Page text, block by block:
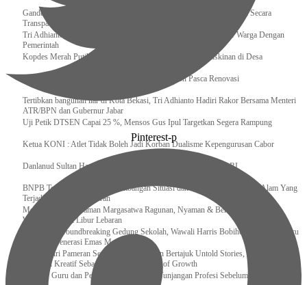
Gandeng KPK , Gus Ipul Memastikan Penyaluran Bansos Dilakukan Secara
Transparan dan Tepat Sasaran
Tri Adhianto Katakan : Tarling Sebagai Sarana Komunikasi Antar Warga Dengan
Pemerintah
Kopdes Merah Putih Instrumen Penting Pengentasan Kemiskinan di Desa
Presiden, Prabowo Subianto Resmikan 17 Stadion Pasca Renovasi
Tertibkan bangunan liar di Kota Bekasi, Tri Adhianto Hadiri Rakor Bersama Menteri
ATR/BPN dan Gubernur Jabar
Uji Petik DTSEN Capai 25 %, Mensos Gus Ipul Targetkan Segera Rampung
Ketua KONI : Atlet Tidak Boleh Jadi Korban Dualisme Kepengurusan Cabor
Danlanud Sultan Hasanuddin Ikuti Exit Meeting Bersama BPK RI
BNPB Terus Memantau Perkembangan Situasi dan Penanganan Bencana Alam Yang
Terjadi di Beberapa Daerah
Menpar Pastikan Taman Margasatwa Ragunan, Nyaman & Bersih di Kunjungi
Wisatawan Saat Libur Lebaran
Resmikan Groundbreaking Gedung Sekolah, Wawali Harris Bobihoe : Tonggak Baru
Ciptakan Generasi Emas Masa Depan
Menghadiri Pameran Seni Meiro Collection Bertajuk Untold Stories, Irene Umar :
Ekonomi Kreatif Sebagai The New Engine of Growth
120.067 Guru dan Pengawas PAI Terima Tunjangan Profesi Sebelum Lebaran
Pinterest-p